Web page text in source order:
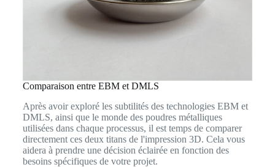
Comparaison entre EBM et DMLS
Après avoir exploré les subtilités des technologies EBM et
DMLS, ainsi que le monde des poudres métalliques
utilisées dans chaque processus, il est temps de comparer
directement ces deux titans de l'impression 3D. Cela vous
aidera à prendre une décision éclairée en fonction des
besoins spécifiques de votre projet.